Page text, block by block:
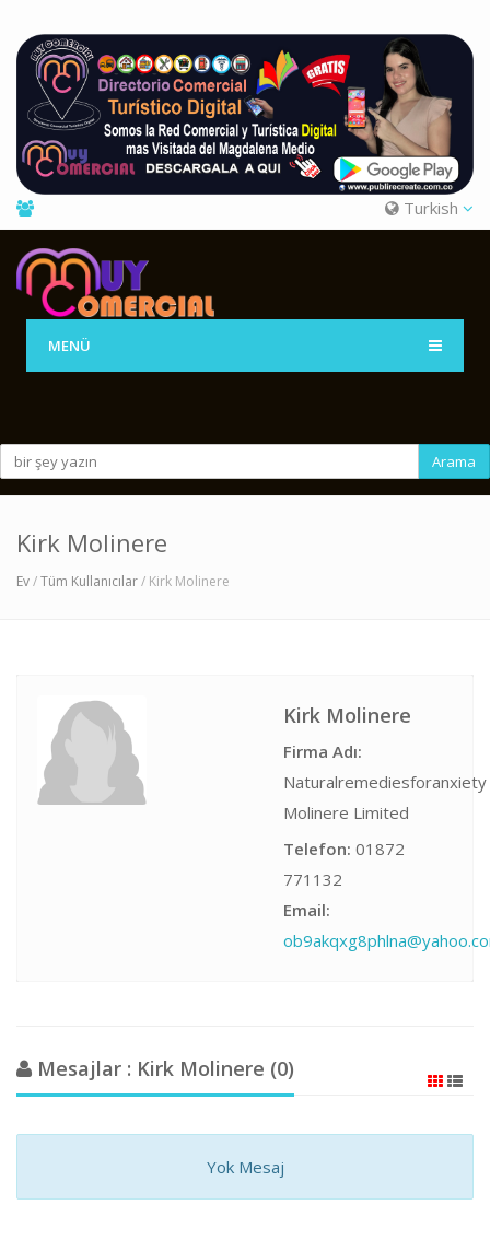
Turkish
MENÜ
Arama
Kirk Molinere
Ev/Tüm Kullanıcılar/ Kirk Molinere
Kirk Molinere
Firma Adı:
Naturalremediesforanxiety
Molinere Limited
Telefon: 01872
771132
Email:
Mesajlar : Kirk Molinere (0)
Yok Mesaj